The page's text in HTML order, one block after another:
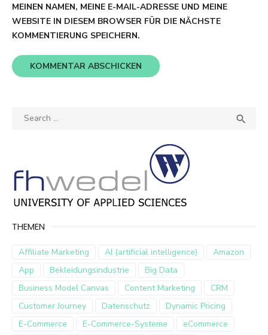
MEINEN NAMEN, MEINE E-MAIL-ADRESSE UND MEINE
WEBSITE IN DIESEM BROWSER FÜR DIE NÄCHSTE
KOMMENTIERUNG SPEICHERN.
Search

THEMEN
Affiliate Marketing AI (artificial intelligence)
Amazon
App
Bekleidungsindustrie
Big Data
Business Model Canvas
Content Marketing
CRM
Customer Journey
Datenschutz
Dynamic Pricing
E-Commerce
E-Commerce-Systeme
eCommerce